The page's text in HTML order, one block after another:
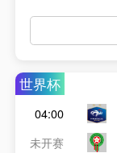
世界杯
04:00
未开赛